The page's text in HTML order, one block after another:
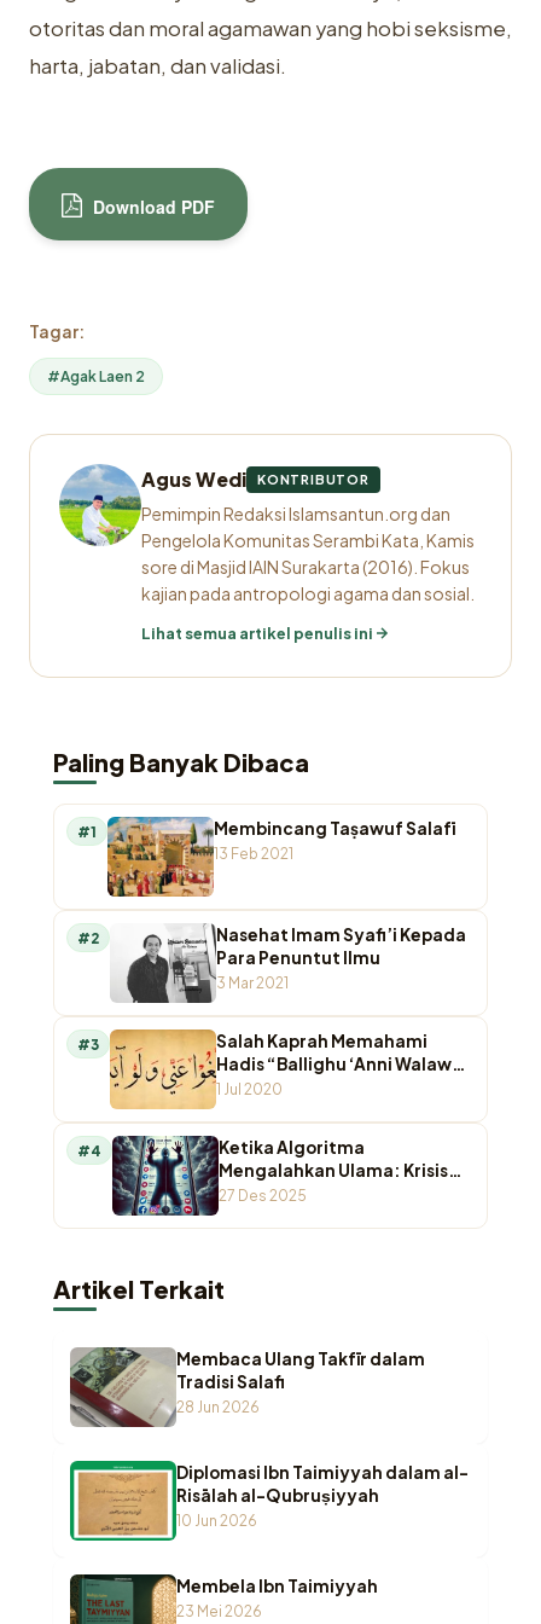
otoritas dan moral agamawan yang hobi seksisme,
harta, jabatan, dan validasi.
Download PDF
Tagar:
#Agak Laen 2
Agus Wedi KONTRIBUTOR
Pemimpin Redaksi Islamsantun.org dan
Pengelola Komunitas Serambi Kata, Kamis
sore di Masjid IAIN Surakarta (2016). Fokus
kajian pada antropologi agama dan sosial.
Lihat semua artikel penulis ini
Paling Banyak Dibaca
#1 Membincang Taṣawuf Salafī
13 Feb 2021
#2
Nasehat Imam Syafi’i Kepada
Para Penuntut Ilmu
3 Mar 2021
#3
Salah Kaprah Memahami
Hadis “Ballighu ‘Anni Walaw
Ayah”
1 Jul 2020
#4
Ketika Algoritma
Mengalahkan Ulama: Krisis
Otoritas Keagamaan di
27 Des 2025
Artikel Terkait
Membaca Ulang Takfīr dalam
Tradisi Salafi
28 Jun 2026
Diplomasi Ibn Taimiyyah dalam al-
Risālah al-Qubruṣiyyah
10 Jun 2026
Membela Ibn Taimiyyah
23 Mei 2026